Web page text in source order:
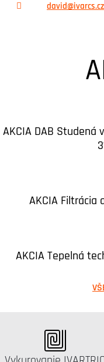
david@ivarcs.cz
AKCIA DAB Studená
AKCIA Filtrácia
AKCIA Tepelná